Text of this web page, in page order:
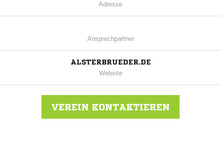
Adresse
Ansprechpartner
ALSTERBRUEDER.DE
Website
VEREIN KONTAKTIEREN